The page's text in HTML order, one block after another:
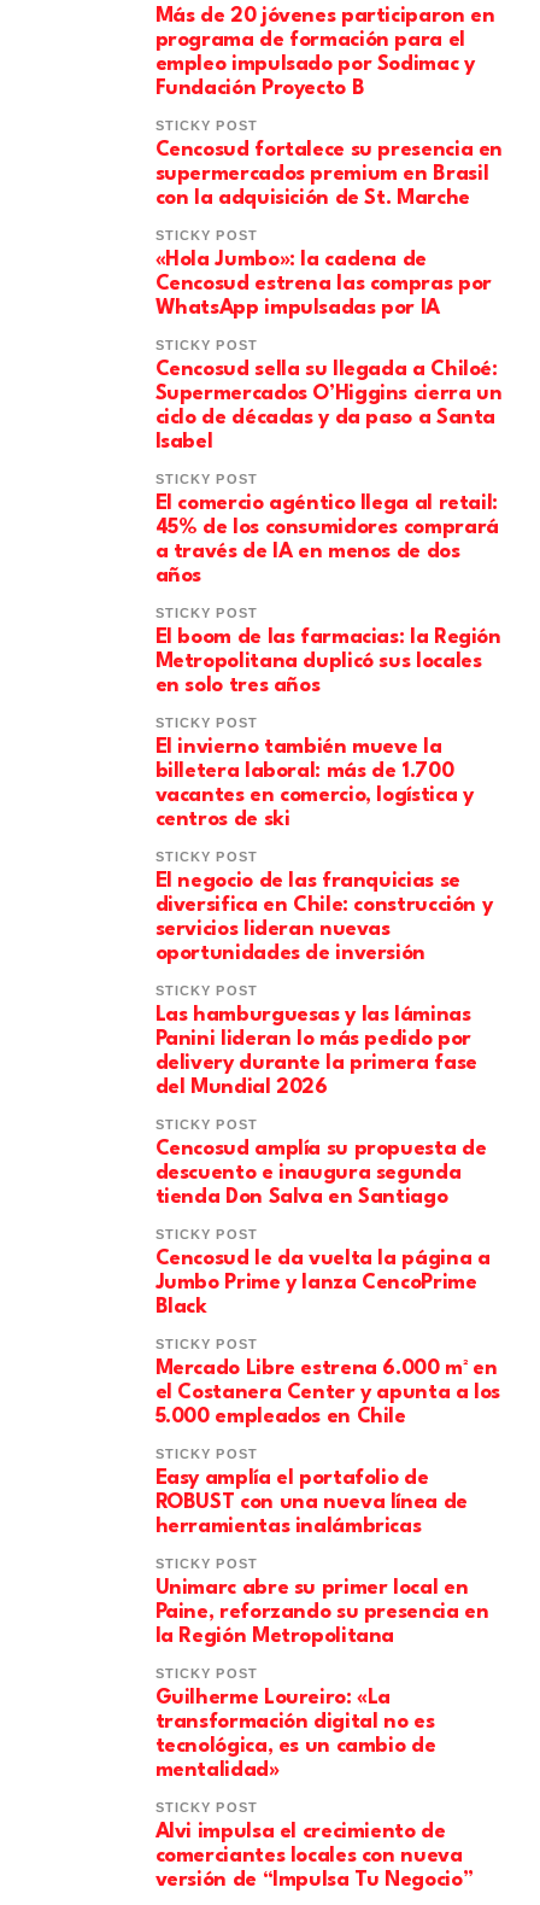
Más de 20 jóvenes participaron en
programa de formación para el
empleo impulsado por Sodimac y
Fundación Proyecto B
STICKY POST
Cencosud fortalece su presencia en
supermercados premium en Brasil
con la adquisición de St. Marche
STICKY POST
«Hola Jumbo»: la cadena de
Cencosud estrena las compras por
WhatsApp impulsadas por IA
STICKY POST
Cencosud sella su llegada a Chiloé:
Supermercados O’Higgins cierra un
ciclo de décadas y da paso a Santa
Isabel
STICKY POST
El comercio agéntico llega al retail:
45% de los consumidores comprará
a través de IA en menos de dos
años
STICKY POST
El boom de las farmacias: la Región
Metropolitana duplicó sus locales
en solo tres años
STICKY POST
El invierno también mueve la
billetera laboral: más de 1.700
vacantes en comercio, logística y
centros de ski
STICKY POST
El negocio de las franquicias se
diversifica en Chile: construcción y
servicios lideran nuevas
oportunidades de inversión
STICKY POST
Las hamburguesas y las láminas
Panini lideran lo más pedido por
delivery durante la primera fase
del Mundial 2026
STICKY POST
Cencosud amplía su propuesta de
descuento e inaugura segunda
tienda Don Salva en Santiago
STICKY POST
Cencosud le da vuelta la página a
Jumbo Prime y lanza CencoPrime
Black
STICKY POST
Mercado Libre estrena 6.000 m² en
el Costanera Center y apunta a los
5.000 empleados en Chile
STICKY POST
Easy amplía el portafolio de
ROBUST con una nueva línea de
herramientas inalámbricas
STICKY POST
Unimarc abre su primer local en
Paine, reforzando su presencia en
la Región Metropolitana
STICKY POST
Guilherme Loureiro: «La
transformación digital no es
tecnológica, es un cambio de
mentalidad»
STICKY POST
Alvi impulsa el crecimiento de
comerciantes locales con nueva
versión de “Impulsa Tu Negocio”